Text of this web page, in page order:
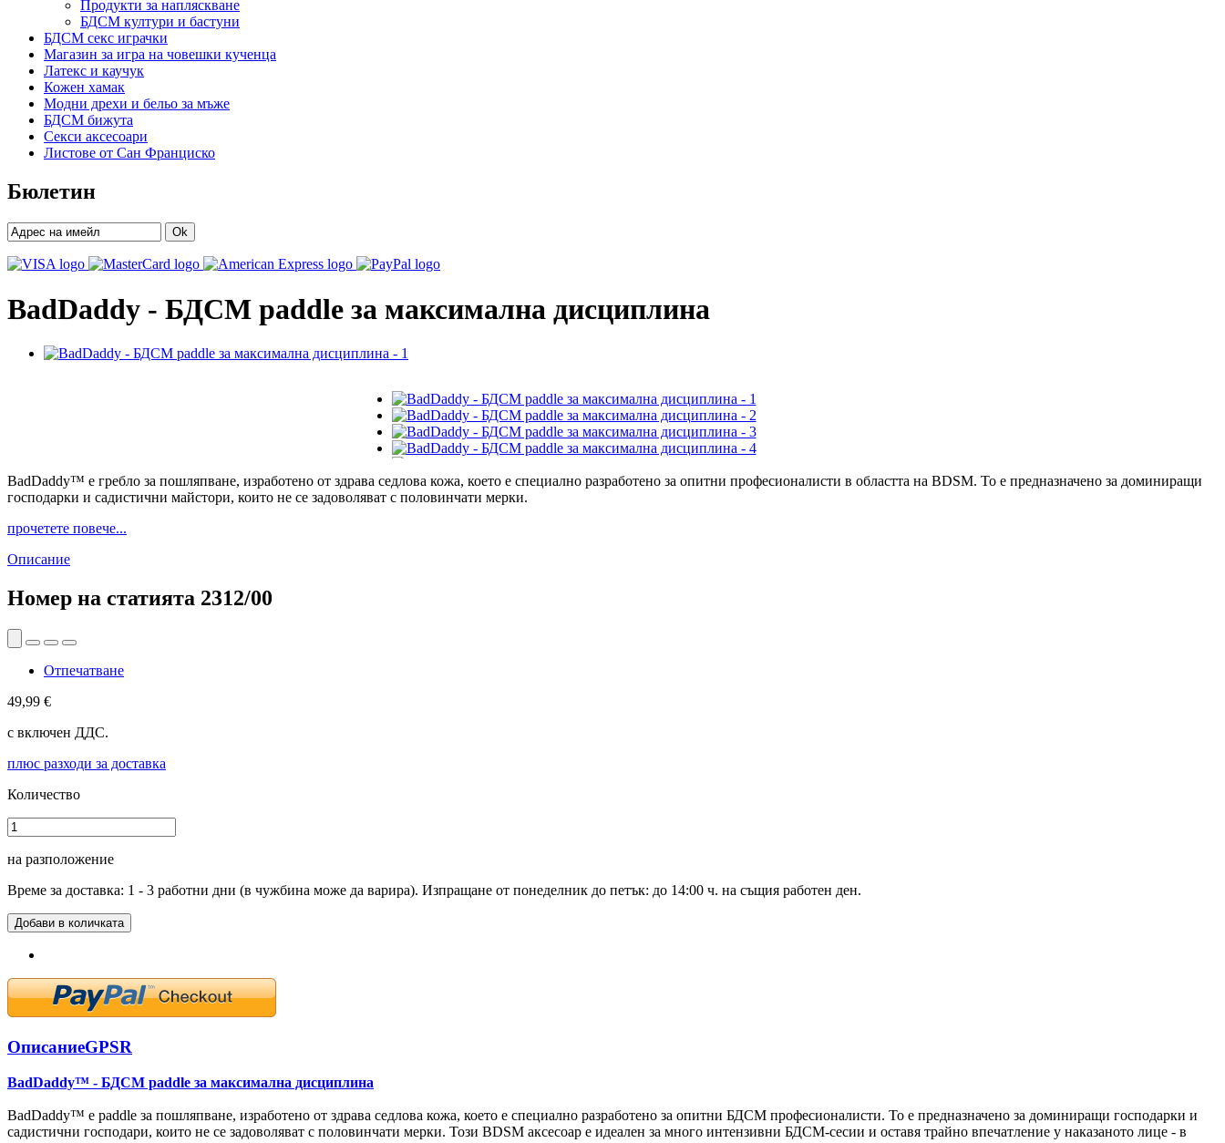
Продукти за напляскване
БДСМ култури и бастуни
БДСМ секс играчки
Магазин за игра на човешки кученца
Латекс и каучук
Кожен хамак
Модни дрехи и бельо за мъже
БДСМ бижута
Секси аксесоари
Листове от Сан Франциско
Бюлетин
Ok
BadDaddy - БДСМ paddle за максимална дисциплина
BadDaddy™ е гребло за пошляпване, изработено от здрава седлова кожа, което е специално разработено за опитни професионалисти в областта на BDSM. То е предназначено за доминиращи
господарки и садистични майстори, които не се задоволяват с половинчати мерки.
прочетете повече...
Описание
Номер на статията 2312/00
Отпечатване
49,99 €
с включен ДДС.
плюс разходи за доставка
Количество
на разположение
Време за доставка: 1 - 3 работни дни (в чужбина може да варира). Изпращане от понеделник до петък: до 14:00 ч. на същия работен ден.
Добави в количката
ОписаниеGPSR
BadDaddy™ - БДСМ paddle за максимална дисциплина
BadDaddy™ е paddle за пошляпване, изработено от здрава седлова кожа, което е специално разработено за опитни БДСМ професионалисти. То е предназначено за доминиращи господарки и
садистични господари, които не се задоволяват с половинчати мерки. Този BDSM аксесоар е идеален за много интензивни БДСМ-сесии и оставя трайно впечатление у наказаното лице - в